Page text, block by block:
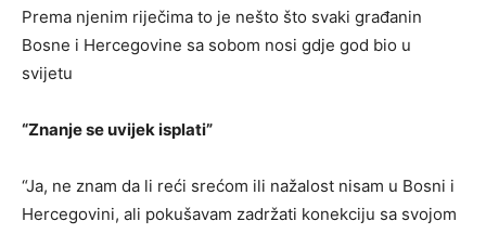
Prema njenim riječima to je nešto što svaki građanin
Bosne i Hercegovine sa sobom nosi gdje god bio u
svijetu
“Znanje se uvijek isplati”
“Ja, ne znam da li reći srećom ili nažalost nisam u Bosni i
Hercegovini, ali pokušavam zadržati konekciju sa svojom